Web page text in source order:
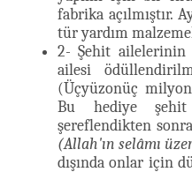
fabrika açılmıştır.
tür yardım
2- Şehit ailelerinin
ailesi
(Üçyüzonüç
Bu hediye
şereflendikten
(Allah'ın selâmı
dışında onlar için